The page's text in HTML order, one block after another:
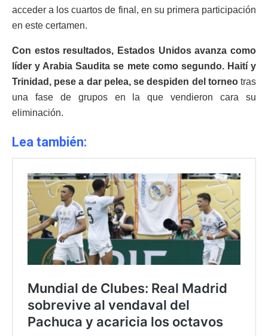
acceder a los cuartos de final, en su primera participación
en este certamen.
Con estos resultados, Estados Unidos avanza como
líder y Arabia Saudita se mete como segundo. Haití y
Trinidad, pese a dar pelea, se despiden del torneotras
una fase de grupos en la que vendieron cara su
eliminación.
Lea también: